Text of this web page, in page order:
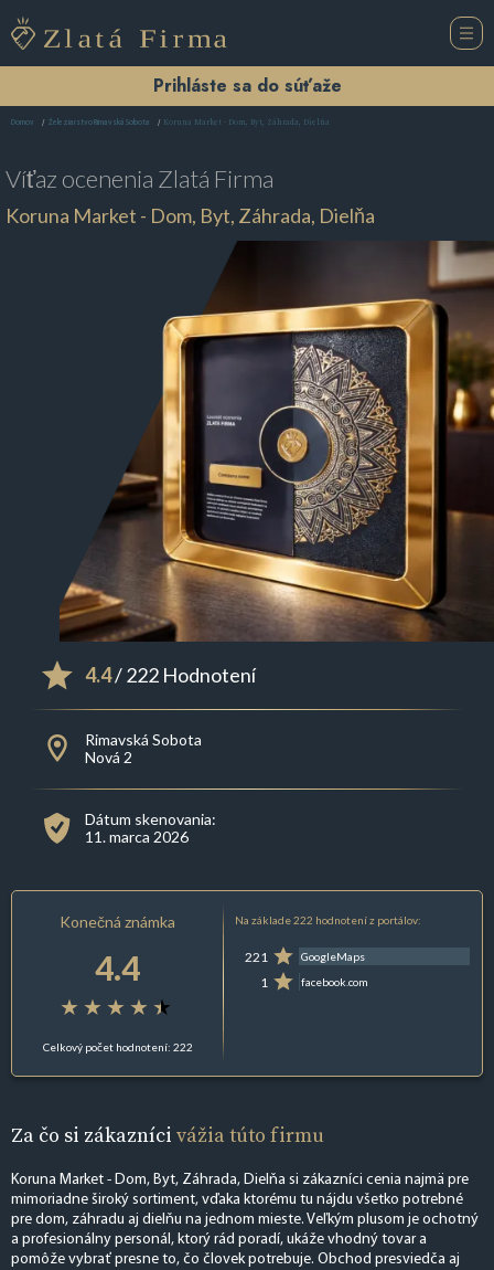
Prihláste sa do súťaže
Domov Železiarstvo Rimavská Sobota Koruna Market - Dom, Byt, Záhrada, Dielňa
Víťaz ocenenia Zlatá Firma
Koruna Market - Dom, Byt, Záhrada, Dielňa
4.4/ 222 Hodnotení
Rimavská Sobota
Nová 2
Dátum skenovania:
11. marca 2026
Konečná známka
4.4
Celkový počet hodnotení: 222
Na základe 222 hodnotení z portálov:
221 GoogleMaps
1 facebook.com
Za čo si zákazníci vážia túto firmu
Koruna Market - Dom, Byt, Záhrada, Dielňa si zákazníci cenia najmä pre
mimoriadne široký sortiment, vďaka ktorému tu nájdu všetko potrebné
pre dom, záhradu aj dielňu na jednom mieste. Veľkým plusom je ochotný
a profesionálny personál, ktorý rád poradí, ukáže vhodný tovar a
pomôže vybrať presne to, čo človek potrebuje. Obchod presviedča aj